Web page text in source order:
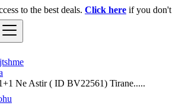
to the best deals. Click here if you don't
Ne Astir ( ID BV22561) Tirane.....